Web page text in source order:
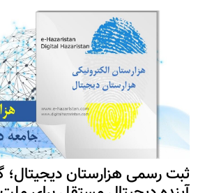
ثبت رسمی هزارستان دیجیتال؛